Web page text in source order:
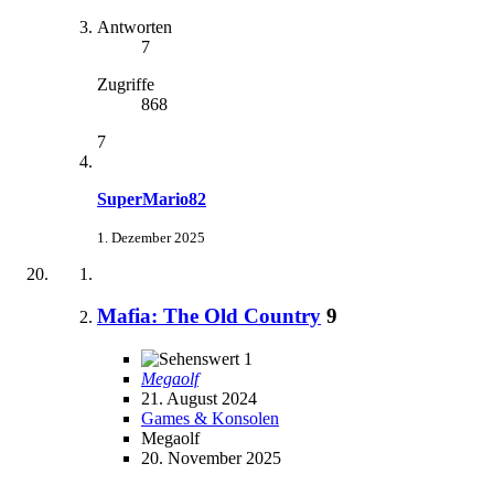
Antworten
7
Zugriffe
868
7
SuperMario82
1. Dezember 2025
Mafia: The Old Country 9
1
Megaolf
21. August 2024
Games & Konsolen
Megaolf
20. November 2025